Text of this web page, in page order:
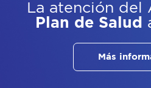
La atención del
Plan de Salud
Más